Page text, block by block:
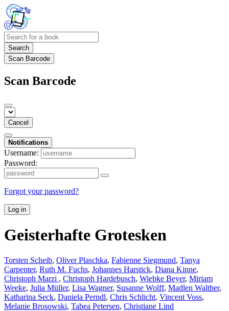
Search
Scan Barcode
Scan Barcode
Cancel
Notifications
Username:
Password:
Forgot your password?
Log in
Geisterhafte Grotesken
Torsten Scheib, Oliver Plaschka, Fabienne Siegmund, Tanya
Carpenter, Ruth M. Fuchs, Johannes Harstick, Diana Kinne,
Christoph Marzi , Christoph Hardebusch, Wiebke Beyer, Miriam
Weeke, Julia Müller, Lisa Wagner, Susanne Wolff, Madlen Walther,
Katharina Seck, Daniela Perndl, Chris Schlicht, Vincent Voss,
Melanie Brosowski, Tabea Petersen, Christiane Lind